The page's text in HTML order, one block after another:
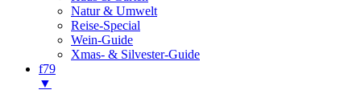
Natur & Umwelt
Reise-Special
Wein-Guide
Xmas- & Silvester-Guide
f79
▼